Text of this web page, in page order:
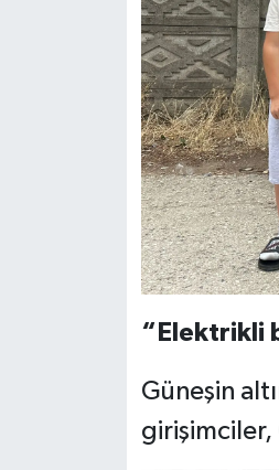
“Elektrikli
Güneşin
girişimciler,